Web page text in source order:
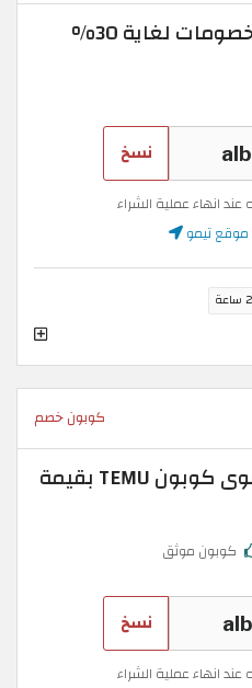
اكواد خصم تيمو 2026 خصومات لغاية 30%
نسخ
انهاء عملية الشراء
موقع تيمو
2 ساعة
كوبون خصم
كود خصم تيمو مصر | أقوى كوبون TEMU بقيمة
كوبون موثق
نسخ
انهاء عملية الشراء